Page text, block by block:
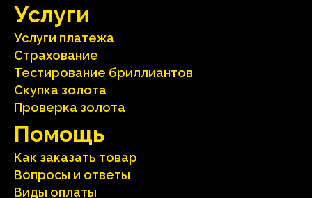
Услуги
Услуги платежа
Страхование
Тестирование бриллиантов
Скупка золота
Проверка золота
Помощь
Как заказать товар
Вопросы и ответы
Виды оплаты